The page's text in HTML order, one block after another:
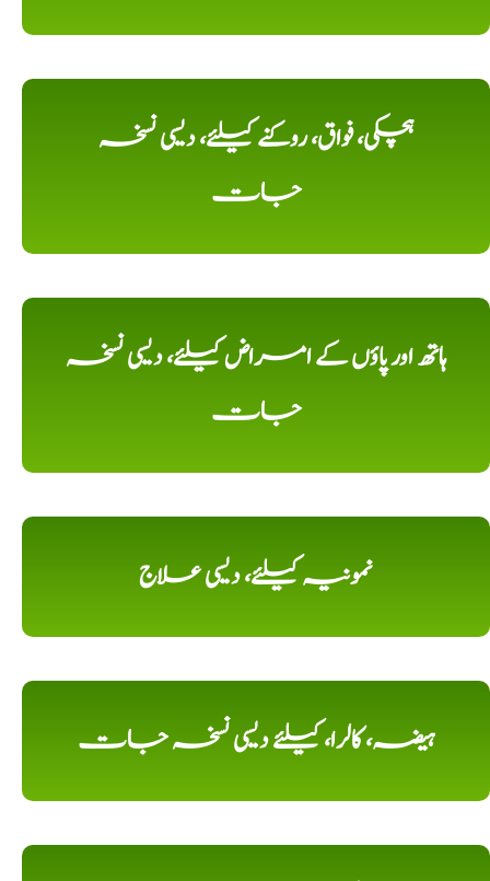
ہچکی، فواق، روکنے کیلئے، دیسی نسخہ
جات
ہاتھ اور پاؤں کے امراض کیلئے، دیسی نسخہ
جات
نمونیہ کیلئے، دیسی علاج
ہیضہ، کالرا، کیلئے دیسی نسخہ جات